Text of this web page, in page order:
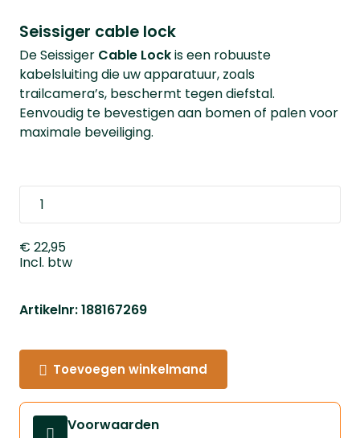
Seissiger cable lock
De Seissiger Cable Lockis een robuuste
kabelsluiting die uw apparatuur, zoals
trailcamera’s, beschermt tegen diefstal.
Eenvoudig te bevestigen aan bomen of palen voor
maximale beveiliging.
€ 22,95
Incl. btw
Artikelnr: 188167269
Toevoegen winkelmand
Voorwaarden